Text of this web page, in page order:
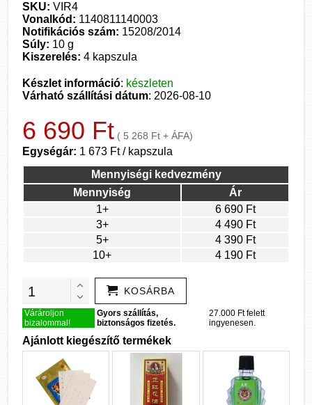
SKU: VIR4
Vonalkód: 1140811140003
Notifikációs szám: 15208/2014
Súly: 10 g
Kiszerelés: 4 kapszula
Készlet információ: készleten
Várható szállítási dátum: 2026-08-10
6 690 Ft ( 5 268 Ft + ÁFA)
Egységár: 1 673 Ft / kapszula
Mennyiségi kedvezmény
Mennyiség
Ár
1+
6 690 Ft
3+
4 490 Ft
5+
4 390 Ft
10+
4 190 Ft
KOSÁRBA
Várároljon
bizalommal!
Gyors szállítás,
biztonságos fizetés.
27.000 Ft felett
ingyenesen.
Ajánlott kiegészítő termékek